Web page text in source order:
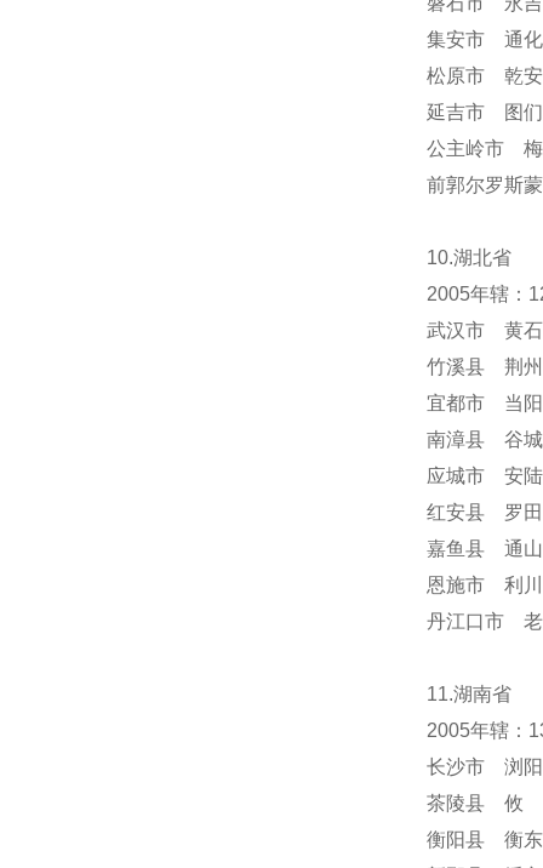
集安市 通
松原市 乾
延吉市 图
公主岭市
前郭尔罗斯
10.湖北省
2005年辖：
武汉市 黄
竹溪县 荆
宜都市 当
南漳县 谷
应城市 安
红安县 罗
嘉鱼县 通
恩施市 利
丹江口市
11.湖南省
2005年辖：
长沙市 浏
茶陵县 攸
衡阳县 衡